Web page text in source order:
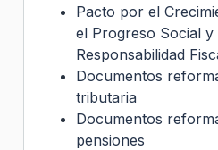
Pacto por el
el Progreso Social y
Responsabilidad
Documentos
tributaria
Documentos
pensiones